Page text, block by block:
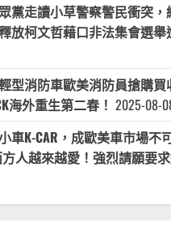
黨走讀小草警察警民衝突
放柯文哲藉口非法集會選舉
型消防車歐美消防員搶購買
海外重生第二春！ 2025-08-
車K-CAR，成歐美車市場不
方人越來越愛！強烈請願要